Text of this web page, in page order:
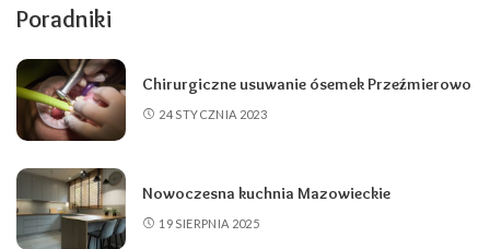
Poradniki
Chirurgiczne usuwanie ósemek Przeźmierowo
24 STYCZNIA 2023
Nowoczesna kuchnia Mazowieckie
19 SIERPNIA 2025